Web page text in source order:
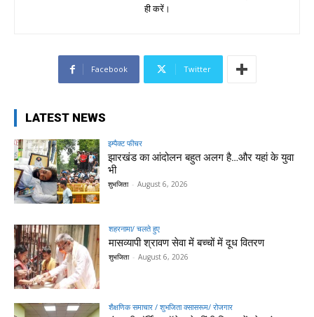
ही करें।
Facebook Twitter
LATEST NEWS
इम्पैक्ट फीचर
झारखंड का आंदोलन बहुत अलग है…और यहां के युवा
भी
शुभजिता - August 6, 2026
शहरनामा/ चलते हुए
मासव्यापी श्रावण सेवा में बच्चों में दूध वितरण
शुभजिता - August 6, 2026
शैक्षणिक समाचार / शुभजिता क्सासरूम/ रोजगार